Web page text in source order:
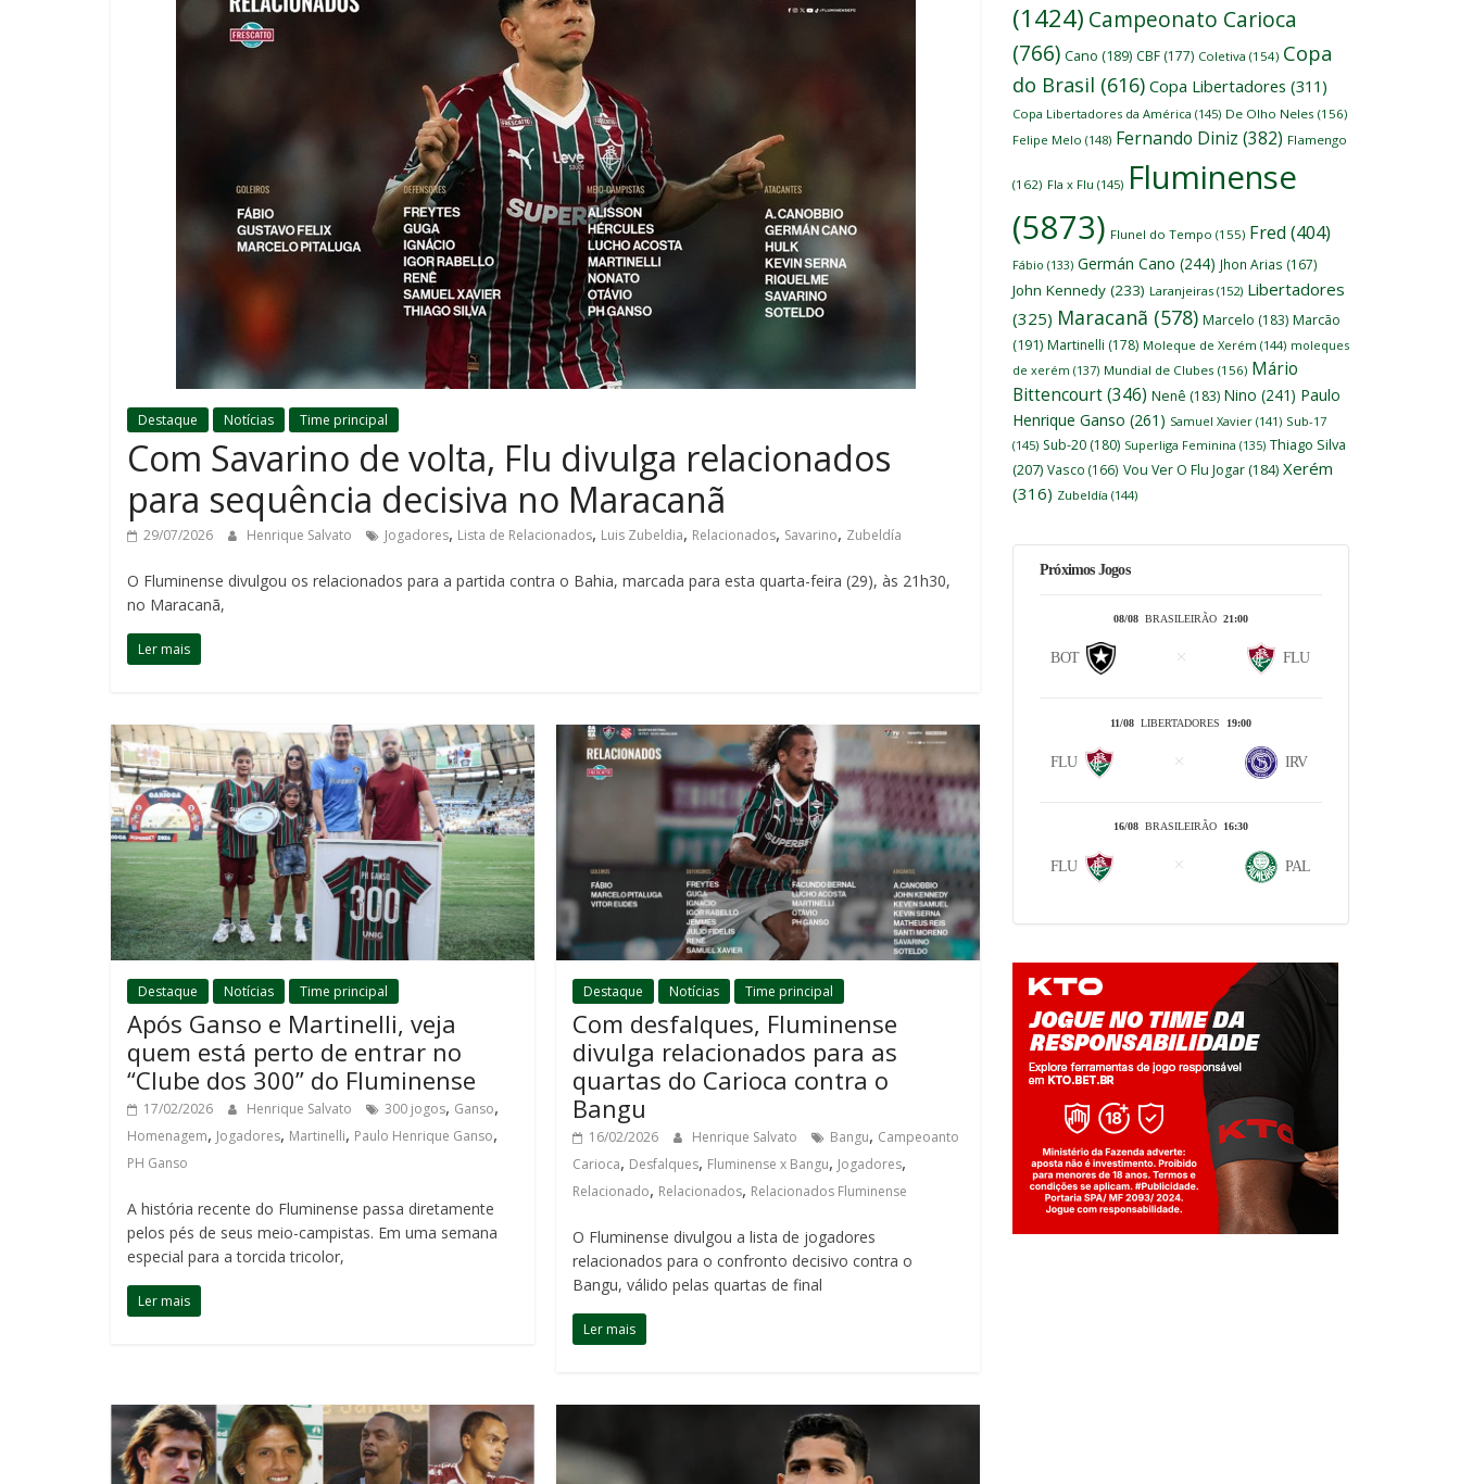
Destaque Notícias Time principal
Com Savarino de volta, Flu divulga relacionados
para sequência decisiva no Maracanã
29/07/2026 Henrique Salvato Jogadores, Lista de Relacionados, Luis Zubeldia, Relacionados, Savarino, Zubeldía
O Fluminense divulgou os relacionados para a partida contra o Bahia, marcada para esta quarta-feira (29), às 21h30,
no Maracanã,
Ler mais
Destaque Notícias Time principal
Após Ganso e Martinelli, veja
quem está perto de entrar no
“Clube dos 300” do Fluminense
17/02/2026 Henrique Salvato 300 jogos, Ganso,
Homenagem, Jogadores, Martinelli, Paulo Henrique Ganso,
PH Ganso
A história recente do Fluminense passa diretamente
pelos pés de seus meio-campistas. Em uma semana
especial para a torcida tricolor,
Ler mais
Destaque Notícias Time principal
Com desfalques, Fluminense
divulga relacionados para as
quartas do Carioca contra o
Bangu
16/02/2026 Henrique Salvato Bangu, Campeoanto
Carioca, Desfalques, Fluminense x Bangu, Jogadores,
Relacionado, Relacionados, Relacionados Fluminense
O Fluminense divulgou a lista de jogadores
relacionados para o confronto decisivo contra o
Bangu, válido pelas quartas de final
Ler mais
(1424) Campeonato Carioca
(766) Cano (189) CBF (177) Coletiva (154) Copa
do Brasil (616) Copa Libertadores (311)
Copa Libertadores da América (145) De Olho Neles (156)
Felipe Melo (148) Fernando Diniz (382) Flamengo
(162) Fla x Flu (145) Fluminense
(5873) Flunel do Tempo (155) Fred (404)
Fábio (133) Germán Cano (244) Jhon Arias (167)
John Kennedy (233) Laranjeiras (152) Libertadores
(325) Maracanã (578) Marcelo (183) Marcão
(191) Martinelli (178) Moleque de Xerém (144) moleques
de xerém (137) Mundial de Clubes (156) Mário
Bittencourt(346) Nenê (183) Nino (241) Paulo
Henrique Ganso (261) Samuel Xavier (141) Sub-17
(145) Sub-20 (180) Superliga Feminina (135) Thiago Silva
(207) Vasco (166) Vou Ver O Flu Jogar (184) Xerém
(316) Zubeldía (144)
Próximos Jogos
08/08 BRASILEIRÃO 21:00
BOT FLU
11/08 LIBERTADORES 19:00
FLU IRV
16/08 BRASILEIRÃO 16:30
FLU PAL
Jogue com responsabilidade. 18+